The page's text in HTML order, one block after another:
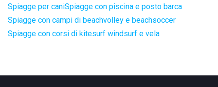
Spiagge per caniSpiagge con piscina e posto barca
Spiagge con campi di beachvolley e beachsoccer
Spiagge con corsi di kitesurf windsurf e vela